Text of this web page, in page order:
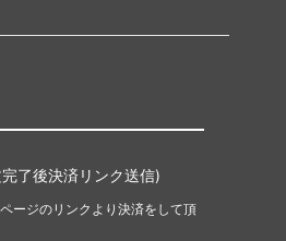
了後決済リンク送信)
ージのリンクより決済をして頂